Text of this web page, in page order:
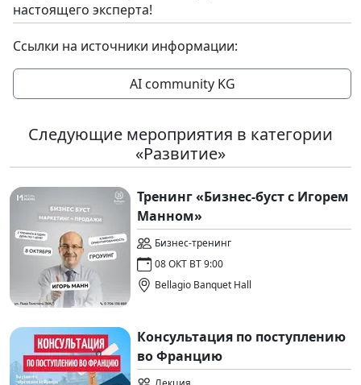
настоящего эксперта!
Ссылки на источники информации:
AI community KG
Следующие мероприятия в категории
«Развитие»
Тренинг «Бизнес-буст с Игорем
Манном»
Бизнес-тренинг
08 ОКТ ВТ 9:00
Bellagio Banquet Hall
Консультация по поступлению
во Францию